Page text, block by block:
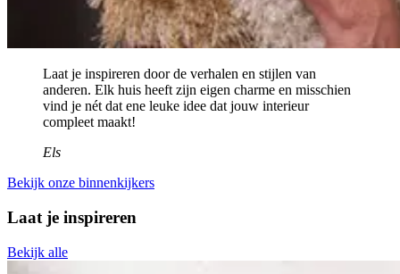
Laat je inspireren door de verhalen en stijlen van
anderen. Elk huis heeft zijn eigen charme en misschien
vind je nét dat ene leuke idee dat jouw interieur
compleet maakt!
Els
Bekijk onze binnenkijkers
Laat je inspireren
Bekijk alle